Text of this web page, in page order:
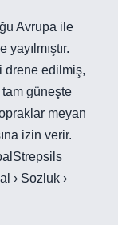
Avrupa ile
drene edilmiş,
güneşte
meyan
izin verir.
› Sozluk ›